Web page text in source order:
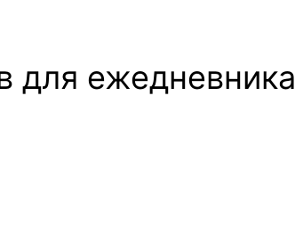
для ежедневника